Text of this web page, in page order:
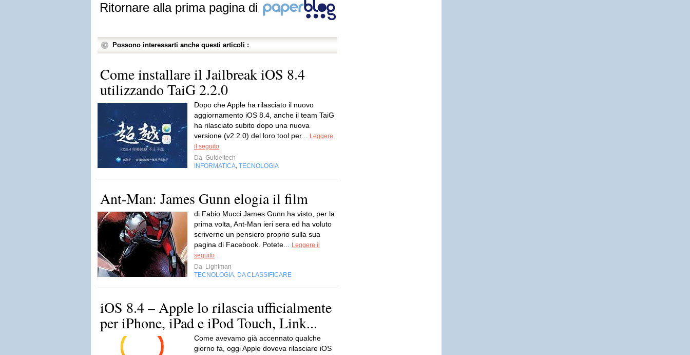
Ritornare alla prima pagina di
Possono interessarti anche questi articoli :
Come installare il Jailbreak iOS 8.4
utilizzando TaiG 2.2.0
Dopo che Apple ha rilasciato il nuovo
aggiornamento iOS 8.4, anche il team TaiG
ha rilasciato subito dopo una nuova
versione (v2.2.0) del loro tool per...
Leggere
il seguito
Da Guideitech
INFORMATICA TECNOLOGIA
Ant-Man: James Gunn elogia il film
di Fabio Mucci James Gunn ha visto, per la
prima volta, Ant-Man ieri sera ed ha voluto
scriverne un pensiero proprio sulla sua
pagina di Facebook. Potete...
Leggere il
seguito
Da Lightman
TECNOLOGIA DA CLASSIFICARE
iOS 8.4 – Apple lo rilascia ufficialmente
per iPhone, iPad e iPod Touch, Link...
Come avevamo già accennato qualche
giorno fa, oggi Apple doveva rilasciare iOS